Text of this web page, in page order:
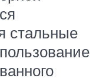
стальные